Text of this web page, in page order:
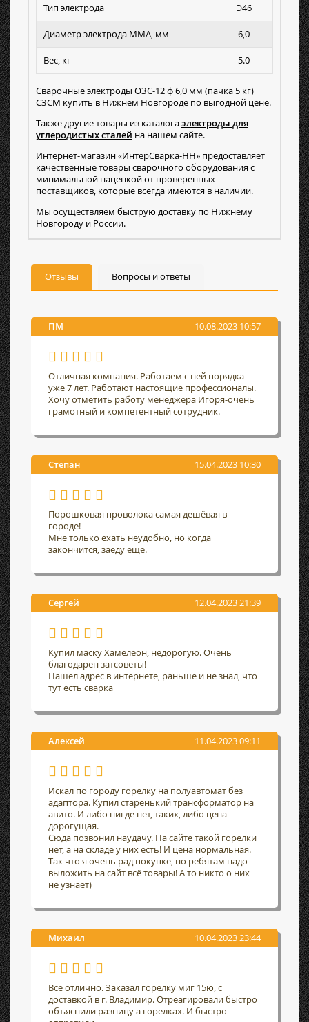
Тип электрода Э46
Диаметр электрода MMA, мм 6,0
Вес, кг 5.0
Сварочные электроды ОЗС-12 ф 6,0 мм (пачка 5 кг)
СЗСМ купить в Нижнем Новгороде по выгодной цене.
Также другие товары из каталогаэлектроды для
углеродистых сталей на нашем сайте.
Интернет-магазин «ИнтерСварка-НН» предоставляет
качественные товары сварочного оборудования с
минимальной наценкой от проверенных
поставщиков, которые всегда имеются в наличии.
Мы осуществляем быструю доставку по Нижнему
Новгороду и России.
Отзывы Вопросы и ответы
ПМ 10.08.2023 10:57
Отличная компания. Работаем с ней порядка
уже 7 лет. Работают настоящие профессионалы.
Хочу отметить работу менеджера Игоря-очень
грамотный и компетентный сотрудник.
Степан 15.04.2023 10:30
Порошковая проволока самая дешёвая в
городе!
Мне только ехать неудобно, но когда
закончится, заеду еще.
Сергей 12.04.2023 21:39
Купил маску Хамелеон, недорогую. Очень
благодарен затсоветы!
Нашел адрес в интернете, раньше и не знал, что
тут есть сварка
Алексей 11.04.2023 09:11
Искал по городу горелку на полуавтомат без
адаптора. Купил старенький трансформатор на
авито. И либо нигде нет, таких, либо цена
дорогущая.
Сюда позвонил наудачу. На сайте такой горелки
нет, а на складе у них есть! И цена нормальная.
Так что я очень рад покупке, но ребятам надо
выложить на сайт всё товары! А то никто о них
не узнает)
Михаил 10.04.2023 23:44
Всё отлично. Заказал горелку миг 15ю, с
доставкой в г. Владимир. Отреагировали быстро
объяснили разницу а горелках. И быстро